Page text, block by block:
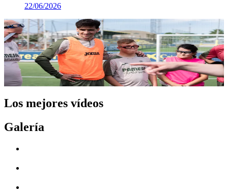
22/06/2026
ENDAVANT
La sorprendente y emocionante visita de Gerard
Moreno al EDI del Villarreal
23/07/2026
Los mejores vídeos
Galería